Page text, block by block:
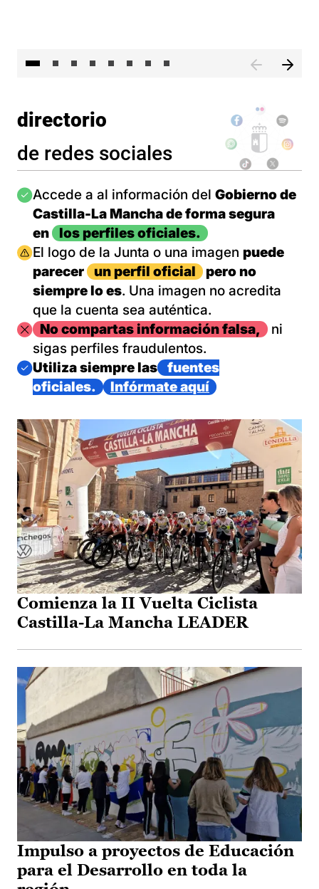
directorio
de redes sociales
Imagen
Accede a al información del Gobierno de
Castilla-La Mancha de forma segura
en
los perfiles oficiales.
Imagen
El logo de la Junta o una imagen puede
parecer
un perfil oficial
pero no
siempre lo es. Una imagen no acredita
que la cuenta sea auténtica.
ImagenNo compartas información falsa,
ni
sigas perfiles fraudulentos.
Imagen
Utiliza siempre las
fuentes
oficiales.
Infórmate aquí
Comienza la II Vuelta Ciclista
Castilla-La Mancha LEADER
Impulso a proyectos de Educación
para el Desarrollo en toda la